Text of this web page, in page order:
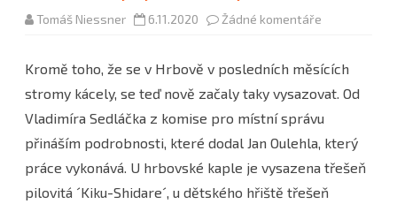
Tomáš Niessner 6.11.2020 Žádné komentáře
A
taky
nových
Kromě toho, že se v Hrbově v posledních měsících
stromy kácely, se teď nově začaly taky vysazovat. Od
Vladimíra Sedláčka z komise pro místní správu
přináším podrobnosti, které dodal Jan Oulehla, který
práce vykonává. U hrbovské kaple je vysazena třešeň
pilovitá ´Kiku-Shidare´, u dětského hřiště třešeň